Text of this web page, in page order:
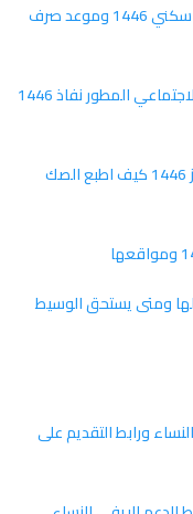
كيفية الاستعلام عن الدعم السكني عبر منصة سكني 1446 وموعد صرف
وزارة الموارد البشرية: الاستعلام عن الضمان الاجتماعي المطور نفاذ 1446
خدمة التحقق من الصك العقاري عبر بوابة ناجز 1446 كيف اطبع الصك
1446 ومن يتحملها ومتى يستحق الوسيط
مساجد 1446 للرجال والنساء ورابط التقديم على